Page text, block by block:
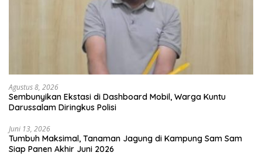
Agustus 8, 2026
Sembunyikan Ekstasi di Dashboard Mobil, Warga Kuntu
Darussalam Diringkus Polisi
Juni 13, 2026
Tumbuh Maksimal, Tanaman Jagung di Kampung Sam Sam
Siap Panen Akhir Juni 2026